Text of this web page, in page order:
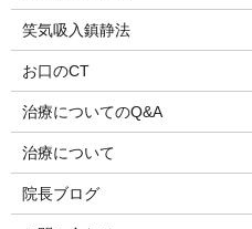
笑気吸入鎮静法
お口のCT
治療についてのQ&A
治療について
院長ブログ